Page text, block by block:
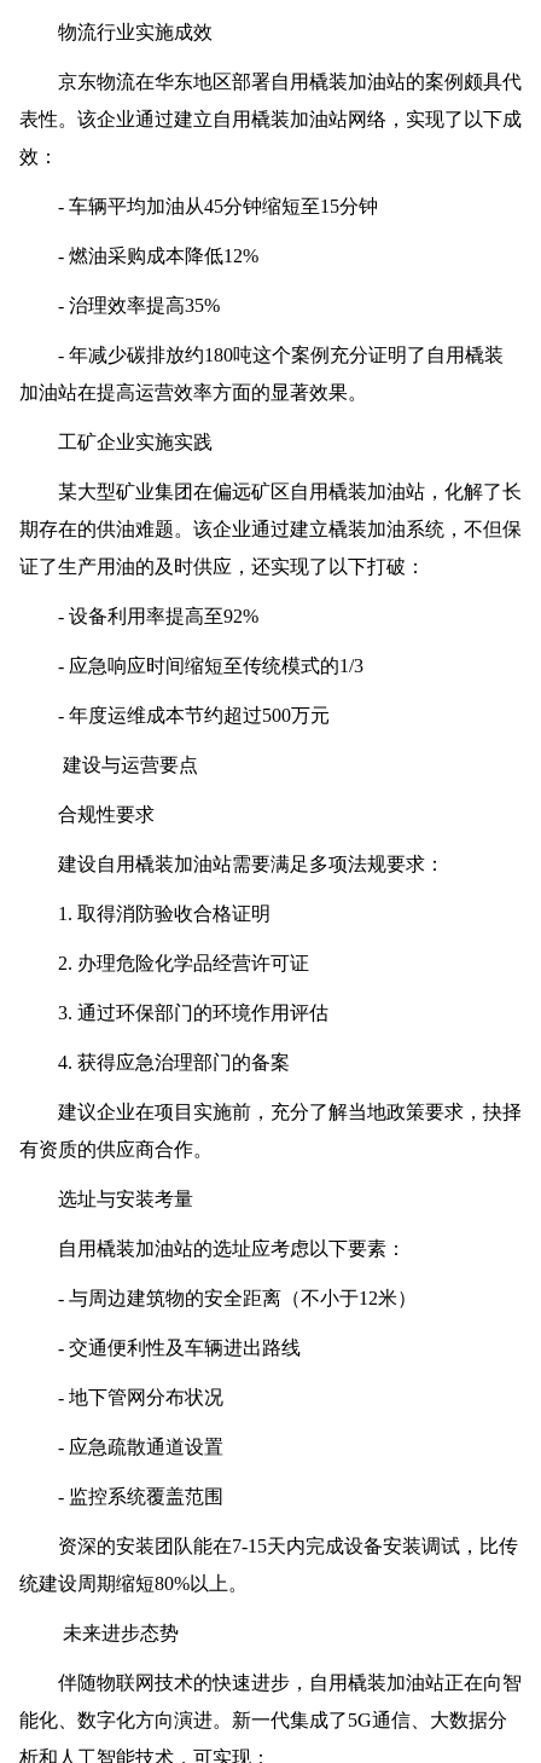
物流行业实施成效
京东物流在华东地区部署自用橇装加油站的案例颇具代
表性。该企业通过建立自用橇装加油站网络，实现了以下成
效：
- 车辆平均加油从45分钟缩短至15分钟
- 燃油采购成本降低12%
- 治理效率提高35%
- 年减少碳排放约180吨这个案例充分证明了自用橇装
加油站在提高运营效率方面的显著效果。
工矿企业实施实践
某大型矿业集团在偏远矿区自用橇装加油站，化解了长
期存在的供油难题。该企业通过建立橇装加油系统，不但保
证了生产用油的及时供应，还实现了以下打破：
- 设备利用率提高至92%
- 应急响应时间缩短至传统模式的1/3
- 年度运维成本节约超过500万元
建设与运营要点
合规性要求
建设自用橇装加油站需要满足多项法规要求：
1. 取得消防验收合格证明
2. 办理危险化学品经营许可证
3. 通过环保部门的环境作用评估
4. 获得应急治理部门的备案
建议企业在项目实施前，充分了解当地政策要求，抉择
有资质的供应商合作。
选址与安装考量
自用橇装加油站的选址应考虑以下要素：
- 与周边建筑物的安全距离（不小于12米）
- 交通便利性及车辆进出路线
- 地下管网分布状况
- 应急疏散通道设置
- 监控系统覆盖范围
资深的安装团队能在7-15天内完成设备安装调试，比传
统建设周期缩短80%以上。
未来进步态势
伴随物联网技术的快速进步，自用橇装加油站正在向智
能化、数字化方向演进。新一代集成了5G通信、大数据分
析和人工智能技术，可实现：